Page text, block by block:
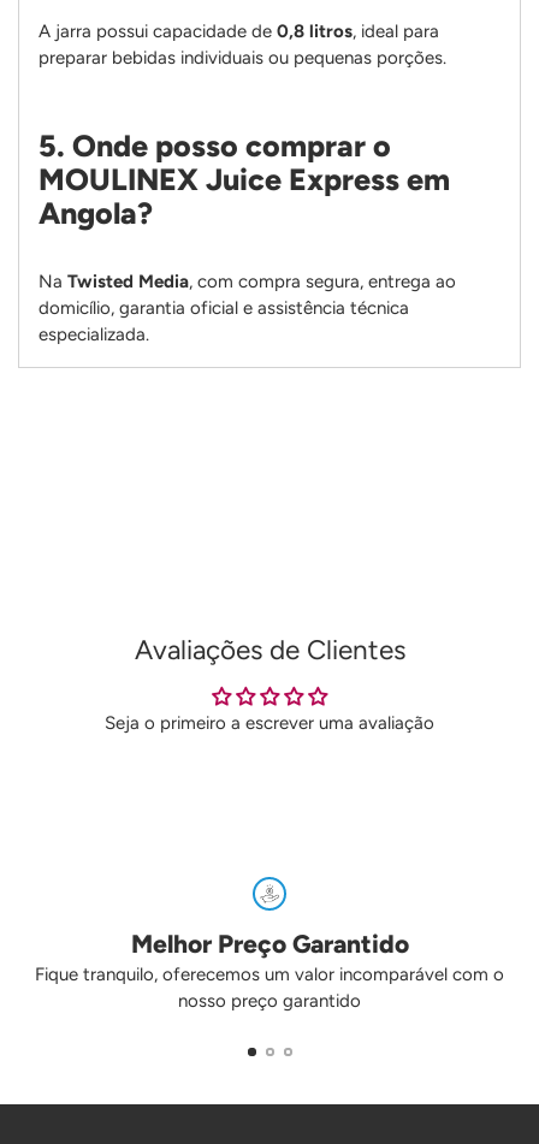
A jarra possui capacidade de 0,8 litros, ideal para
preparar bebidas individuais ou pequenas porções.
5. Onde posso comprar o
MOULINEX Juice Express em
Angola?
Na Twisted Media, com compra segura, entrega ao
domicílio, garantia oficial e assistência técnica
especializada.
Avaliações de Clientes
Seja o primeiro a escrever uma avaliação
Melhor Preço Garantido
Fique tranquilo, oferecemos um valor incomparável com o
nosso preço garantido